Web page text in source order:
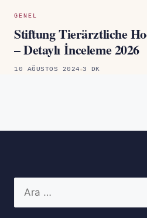
GENEL
Stiftung Tierärztliche
– Detaylı İnceleme 2026
10 AĞUSTOS 2024 3 DK
ara